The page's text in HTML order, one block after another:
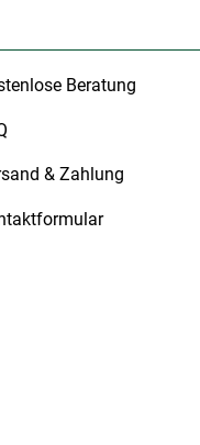
Beratung
& Zahlung